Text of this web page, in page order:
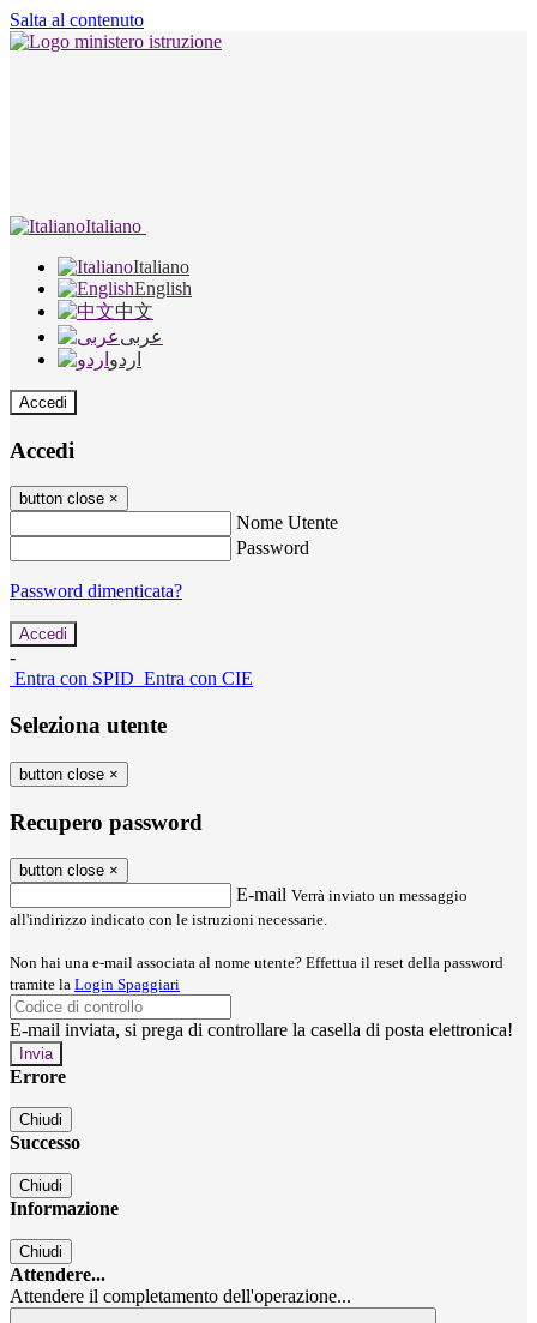
Salta al contenuto
Italiano
Italiano
English
中文
عربى
اردو
Accedi
Accedi
button close ×
Nome Utente
Password
Password dimenticata?
-
Entra con SPID Entra con CIE
Seleziona utente
button close ×
Recupero password
button close ×
E-mail Verrà inviato un messaggio
all'indirizzo indicato con le istruzioni necessarie.
Non hai una e-mail associata al nome utente? Effettua il reset della password
tramite la Login Spaggiari
E-mail inviata, si prega di controllare la casella di posta elettronica!
Errore
Chiudi
Successo
Chiudi
Informazione
Chiudi
Attendere...
Attendere il completamento dell'operazione...